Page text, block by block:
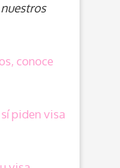
conoce
piden visa